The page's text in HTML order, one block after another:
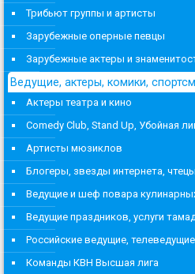
Трибьют группы и артисты
Зарубежные оперные певцы
Зарубежные актеры и
Ведущие, актеры, комики,
Актеры театра и кино
Comedy Club, Stand Up, Убойная
Артисты мюзиклов
Блогеры, звезды интернета,
Ведущие и шеф повара
Ведущие праздников, услуги
Российские ведущие, телеведущие
Команды КВН Высшая лига